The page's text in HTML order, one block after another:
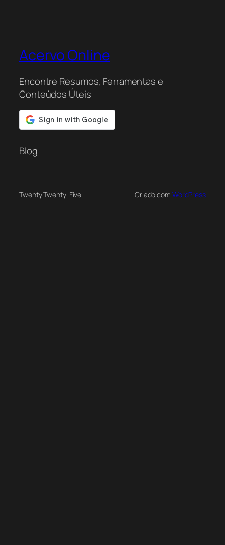
Acervo Online
Encontre Resumos, Ferramentas e
Conteúdos Úteis
Blog
Twenty Twenty-Five Criado com WordPress